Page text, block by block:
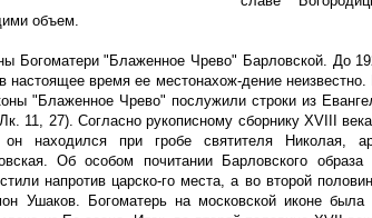
объем.
Богоматери "Блаженное Чрево" Барловской. До
время ее местонахож-дение неизвестно.
"Блаженное Чрево" послужили строки из
11, 27). Согласно рукописному сборнику XVIII
находился при гробе святителя Николая,
Об особом почитании Барловского образа
напротив царско-го места, а во второй
Ушаков. Богоматерь на московской иконе была